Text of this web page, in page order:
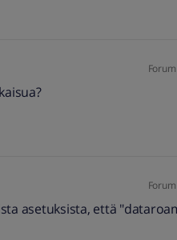
asetuksista, että